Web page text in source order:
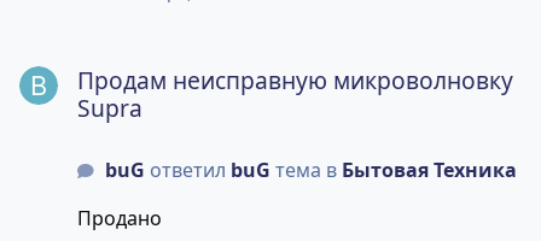
Продам неисправную микроволновку
Supra
buG ответил buG тема в Бытовая Техника
Продано